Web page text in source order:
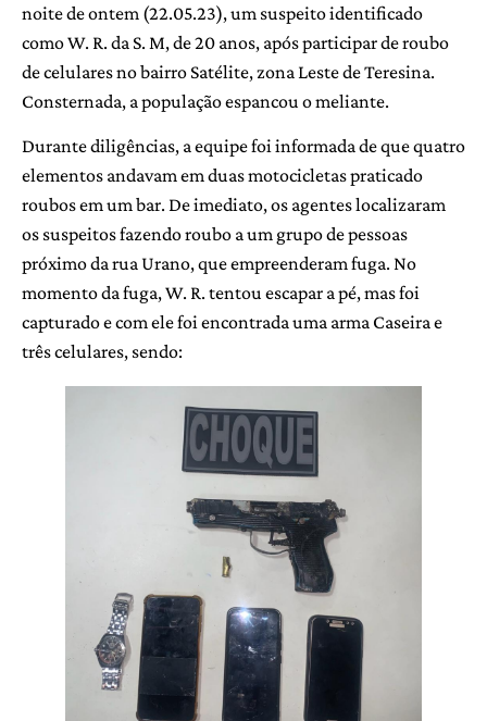
noite de ontem (22.05.23), um suspeito identificado
como W. R. da S. M, de 20 anos, após participar de roubo
de celulares no bairro Satélite, zona Leste de Teresina.
Consternada, a população espancou o meliante.
Durante diligências, a equipe foi informada de que quatro
elementos andavam em duas motocicletas praticado
roubos em um bar. De imediato, os agentes localizaram
os suspeitos fazendo roubo a um grupo de pessoas
próximo da rua Urano, que empreenderam fuga. No
momento da fuga, W. R. tentou escapar a pé, mas foi
capturado e com ele foi encontrada uma arma Caseira e
três celulares, sendo: